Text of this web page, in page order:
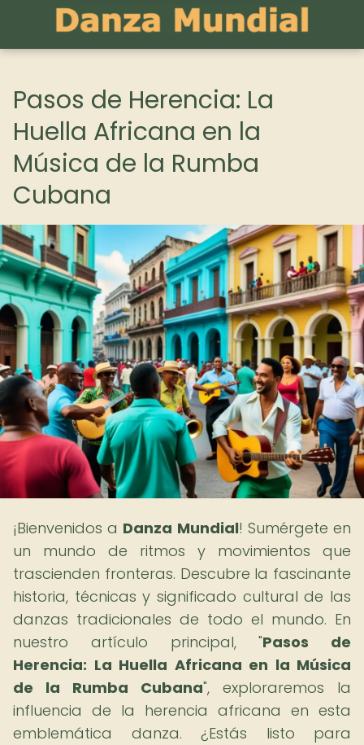
Pasos de Herencia: La
Huella Africana en la
Música de la Rumba
Cubana
¡Bienvenidos a Danza Mundial! Sumérgete en
un mundo de ritmos y movimientos que
trascienden fronteras. Descubre la fascinante
historia, técnicas y significado cultural de las
danzas tradicionales de todo el mundo. En
nuestro artículo principal, "Pasos de
Herencia: La Huella Africana en la Música
de la Rumba Cubana", exploraremos la
influencia de la herencia africana en esta
emblemática danza. ¿Estás listo para